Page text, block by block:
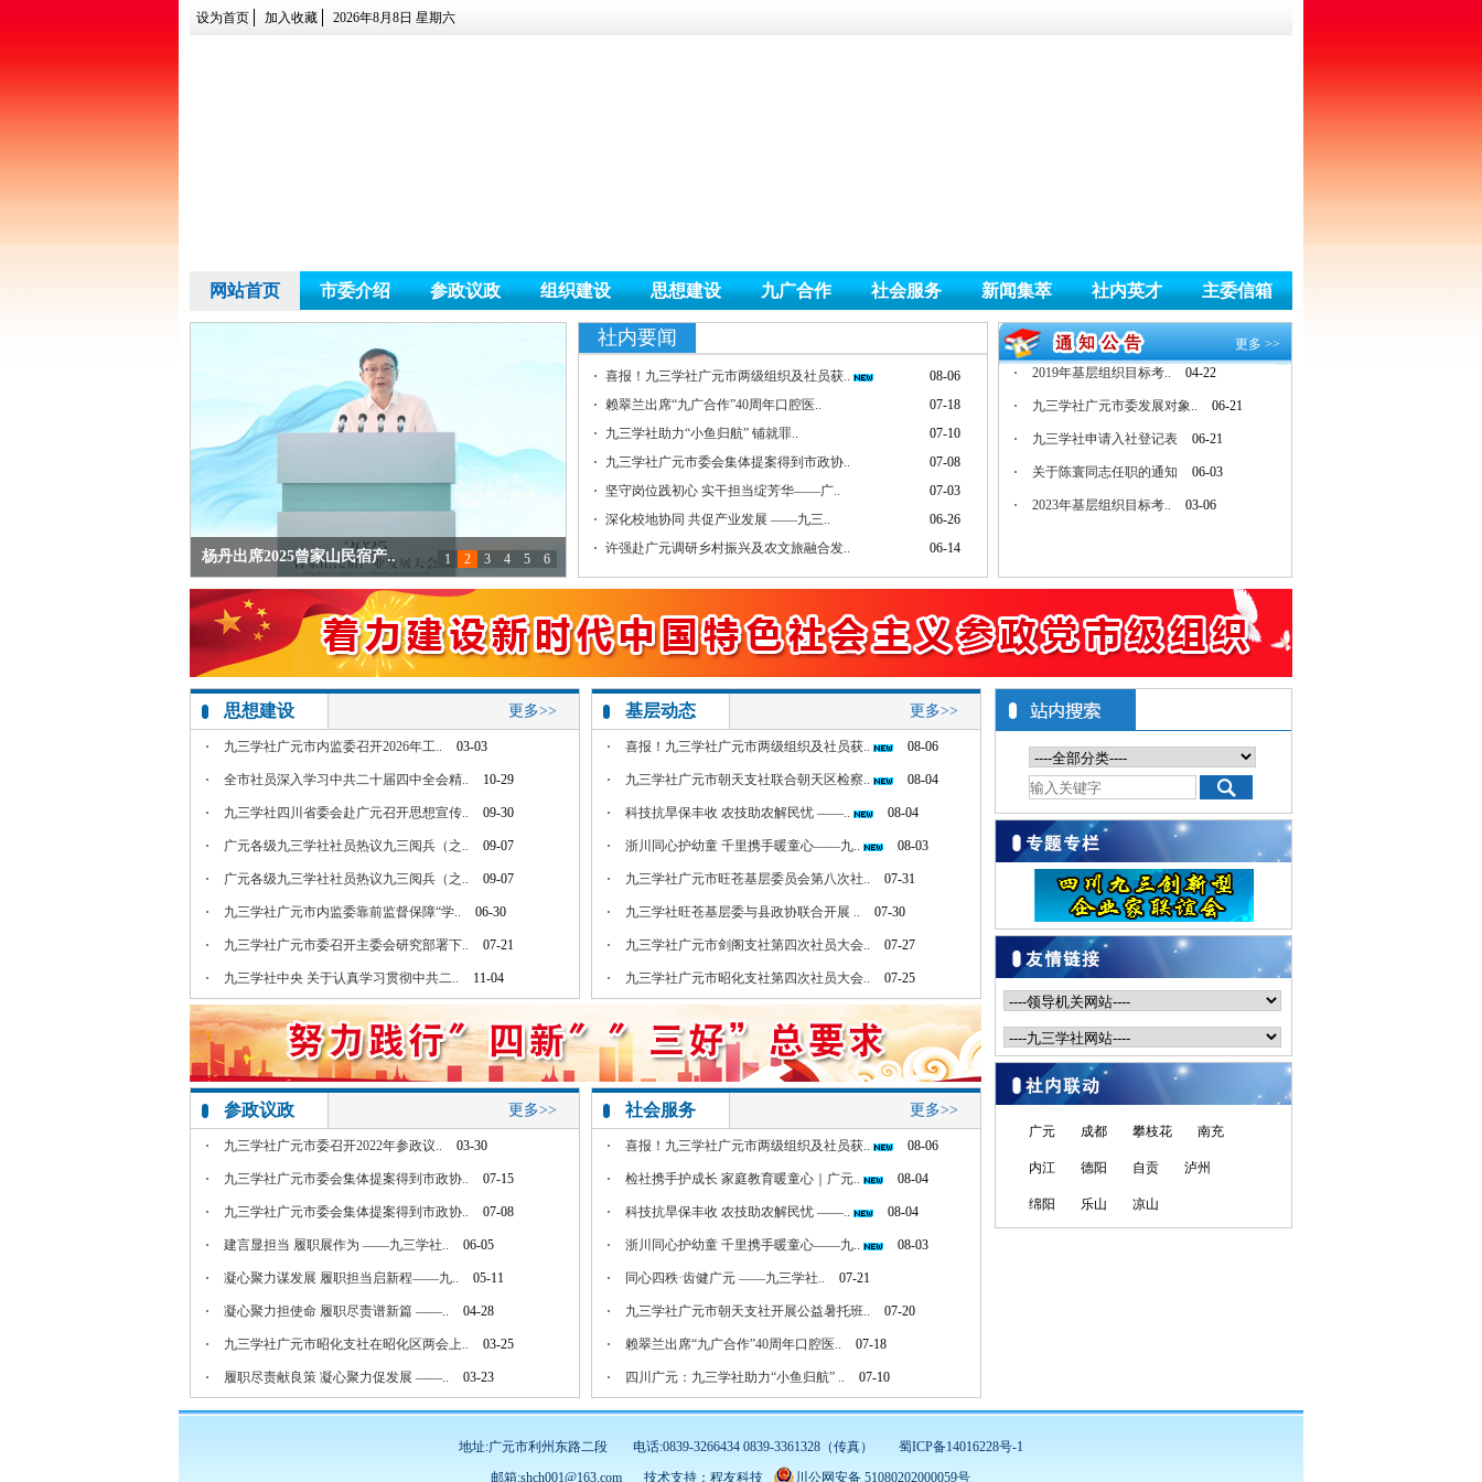
设为首页 加入收藏 2026年8月8日 星期六
网站首页 市委介绍 参政议政 组织建设 思想建设 九广合作 社会服务 新闻集萃 社内英才 主委信箱
九三学社广元市委员会召开七届..
杨丹出席2025曾家山民宿产..
九三学社广元市委会召开“学规..
武维华率队赴四川旺苍开展定点..
九三学社广元市青工委开展“书..
九三学社中央副主席丛斌一行来..
1 2 3 4 5 6
社内要闻
喜报！九三学社广元市两级组织及社员获..
08-06
赖翠兰出席“九广合作”40周年口腔医..
07-18
九三学社助力“小鱼归航” 铺就罪..
07-10
九三学社广元市委会集体提案得到市政协..
07-08
坚守岗位践初心 实干担当绽芳华——广..
07-03
深化校地协同 共促产业发展 ——九三..
06-26
许强赴广元调研乡村振兴及农文旅融合发..
06-14
更多 >>
2021年基层组织目标考.. 03-24
关于切实做好新型冠状病毒.. 01-29
2020年基层组织考核办..
2019年基层组织目标考.. 04-22
九三学社广元市委发展对象.. 06-21
九三学社申请入社登记表 06-21
关于陈寰同志任职的通知 06-03
2023年基层组织目标考.. 03-06
思想建设 更多>>
九三学社广元市内监委召开2026年工.. 03-03
全市社员深入学习中共二十届四中全会精.. 10-29
九三学社四川省委会赴广元召开思想宣传.. 09-30
广元各级九三学社社员热议九三阅兵（之.. 09-07
广元各级九三学社社员热议九三阅兵（之.. 09-07
九三学社广元市内监委靠前监督保障“学.. 06-30
九三学社广元市委召开主委会研究部署下.. 07-21
九三学社中央 关于认真学习贯彻中共二.. 11-04
赖翠兰热议二十大召开：在新时代新征程..
基层动态 更多>>
喜报！九三学社广元市两级组织及社员获.. 08-06
九三学社广元市朝天支社联合朝天区检察.. 08-04
科技抗旱保丰收 农技助农解民忧 ——.. 08-04
浙川同心护幼童 千里携手暖童心——九.. 08-03
九三学社广元市旺苍基层委员会第八次社.. 07-31
九三学社旺苍基层委与县政协联合开展 .. 07-30
九三学社广元市剑阁支社第四次社员大会.. 07-27
九三学社广元市昭化支社第四次社员大会.. 07-25
参政议政 更多>>
九三学社广元市委召开2022年参政议.. 03-30
九三学社广元市委会集体提案得到市政协.. 07-15
九三学社广元市委会集体提案得到市政协.. 07-08
建言显担当 履职展作为 ——九三学社.. 06-05
凝心聚力谋发展 履职担当启新程——九.. 05-11
凝心聚力担使命 履职尽责谱新篇 ——.. 04-28
九三学社广元市昭化支社在昭化区两会上.. 03-25
履职尽责献良策 凝心聚力促发展 ——.. 03-23
省政协委员赖翠兰接受广元市融媒体中心.. 02-06
社会服务 更多>>
喜报！九三学社广元市两级组织及社员获.. 08-06
检社携手护成长 家庭教育暖童心｜广元.. 08-04
科技抗旱保丰收 农技助农解民忧 ——.. 08-04
浙川同心护幼童 千里携手暖童心——九.. 08-03
同心四秩·齿健广元 ——九三学社.. 07-21
九三学社广元市朝天支社开展公益暑托班.. 07-20
赖翠兰出席“九广合作”40周年口腔医.. 07-18
四川广元：九三学社助力“小鱼归航” .. 07-10
坚守岗位践初心 实干担当绽芳华——广.. 07-03
广元 成都 攀枝花 南充
内江 德阳 自贡 泸州
绵阳 乐山 凉山
地址:广元市利州东路二段 电话:0839-3266434 0839-3361328（传真）
蜀ICP备14016228号-1
邮箱:shch001@163.com
技术支持： 程友科技 川公网安备 51080202000059号